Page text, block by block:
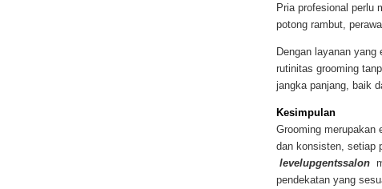
Pria profesional perlu
potong rambut,
Dengan layanan yang
rutinitas grooming
jangka panjang, baik
Kesimpulan
Grooming merupakan
dan konsisten, setiap
levelupgentssalon
pendekatan yang